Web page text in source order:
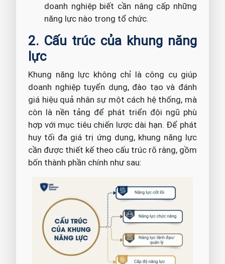
doanh nghiệp biết cần nâng cấp những
năng lực nào trong tổ chức.
2. Cấu trúc của khung năng
lực
Khung năng lực không chỉ là công cụ giúp
doanh nghiệp tuyển dụng, đào tạo và đánh
giá hiệu quả nhân sự một cách hệ thống, mà
còn là nền tảng để phát triển đội ngũ phù
hợp với mục tiêu chiến lược dài hạn. Để phát
huy tối đa giá trị ứng dụng, khung năng lực
cần được thiết kế theo cấu trúc rõ ràng, gồm
bốn thành phần chính như sau: